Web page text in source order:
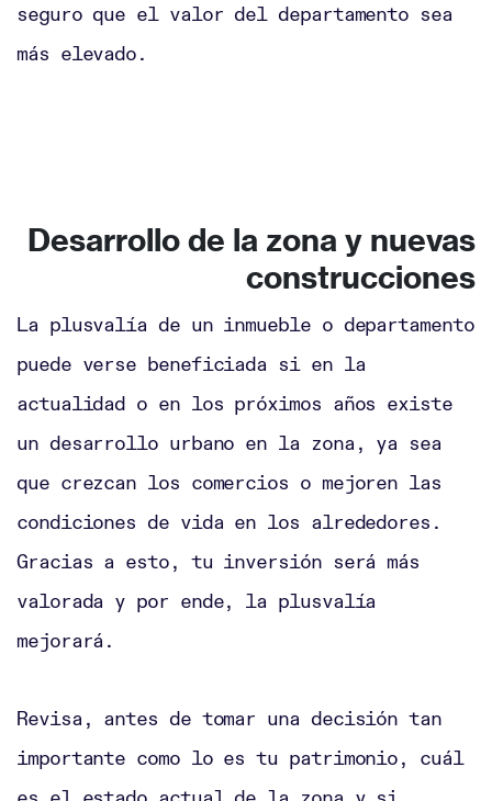
seguro que el valor del departamento sea
más elevado.
Desarrollo de la zona y nuevas
construcciones
La plusvalía de un inmueble o departamento
puede verse beneficiada si en la
actualidad o en los próximos años existe
un desarrollo urbano en la zona, ya sea
que crezcan los comercios o mejoren las
condiciones de vida en los alrededores.
Gracias a esto, tu inversión será más
valorada y por ende, la plusvalía
mejorará.
Revisa, antes de tomar una decisión tan
importante como lo es tu patrimonio, cuál